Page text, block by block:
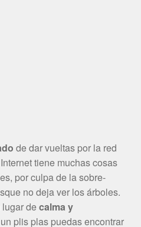
de dar vueltas por la red
tiene muchas cosas
por culpa de la sobre-
no deja ver los árboles.
decalma y
plis plas puedas encontrar